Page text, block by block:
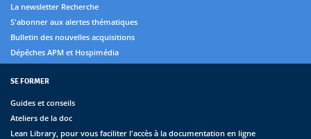
La newsletter Recherche
S'abonner aux alertes thématiques
Bulletin des nouvelles acquisitions
Dépêches APM et Hospimédia
SE FORMER
Guides et conseils
Ateliers de la doc
Lean Library, pour vous faciliter l'accès à la documentation en ligne